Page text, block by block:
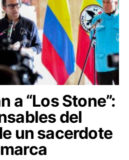
a “Los Stone”:
del
un sacerdote